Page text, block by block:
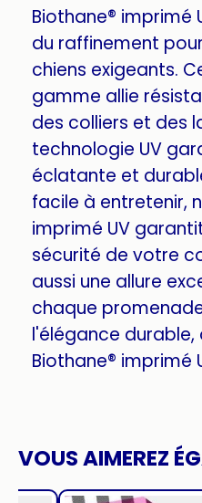
Biothane® imprimé
du raffinement
chiens exigeants.
gamme allie
des colliers et des
technologie UV
éclatante et
facile à entretenir,
imprimé UV
sécurité de votre
aussi une allure
chaque
l'élégance durable,
Biothane® imprimé
VOUS AIMEREZ